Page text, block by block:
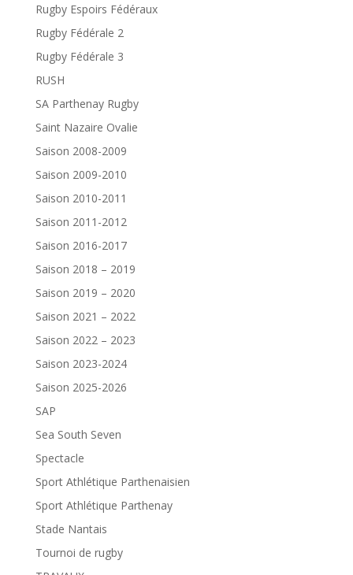
Rugby Espoirs Fédéraux
Rugby Fédérale 2
Rugby Fédérale 3
RUSH
SA Parthenay Rugby
Saint Nazaire Ovalie
Saison 2008-2009
Saison 2009-2010
Saison 2010-2011
Saison 2011-2012
Saison 2016-2017
Saison 2018 – 2019
Saison 2019 – 2020
Saison 2021 – 2022
Saison 2022 – 2023
Saison 2023-2024
Saison 2025-2026
SAP
Sea South Seven
Spectacle
Sport Athlétique Parthenaisien
Sport Athlétique Parthenay
Stade Nantais
Tournoi de rugby